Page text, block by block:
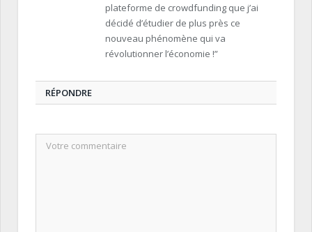
plateforme de crowdfunding que j’ai
décidé d’étudier de plus près ce
nouveau phénomène qui va
révolutionner l’économie !”
RÉPONDRE